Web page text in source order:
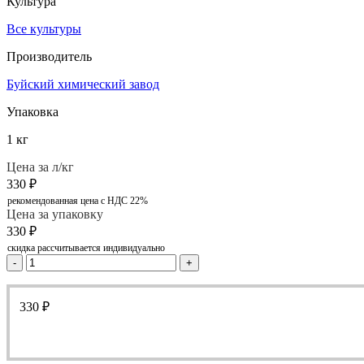
Все культуры
Производитель
Буйский химический завод
Упаковка
1 кг
Цена за л/кг
330 ₽
рекомендованная цена с НДС 22%
Цена за упаковку
330 ₽
скидка рассчитывается индивидуально
- +
330 ₽